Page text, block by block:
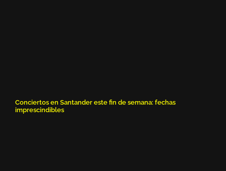
Conciertos en Santander este fin de semana: fechas
imprescindibles